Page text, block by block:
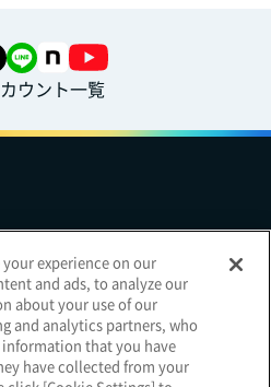
ウント一覧
ご利用規約明治グループのDX
experience on our
and ads, to analyze our
about your use of our
and analytics partners, who
that you have
have collected from your